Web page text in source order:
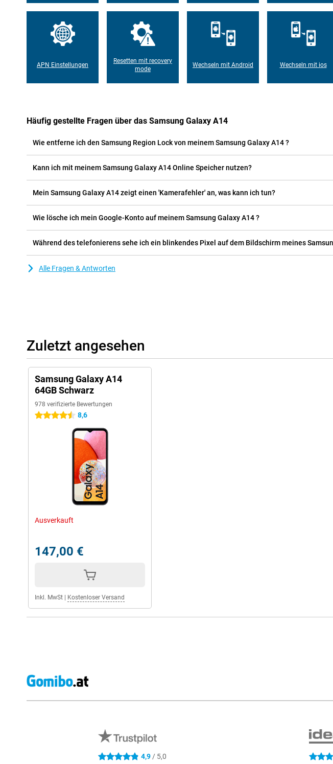
APN Einstellungen
Resetten mit recovery
mode
Wechseln mit Android Wechseln mit ios
Häufig gestellte Fragen über das Samsung Galaxy A14
Wie entferne ich den Samsung Region Lock von meinem Samsung Galaxy A14 ?
Kann ich mit meinem Samsung Galaxy A14 Online Speicher nutzen?
Mein Samsung Galaxy A14 zeigt einen 'Kamerafehler' an, was kann ich tun?
Wie lösche ich mein Google-Konto auf meinem Samsung Galaxy A14 ?
Während des telefonierens sehe ich ein blinkendes Pixel auf dem Bildschirm meines
Alle Fragen & Antworten
Zuletzt angesehen
Samsung Galaxy A14
64GB Schwarz
978 verifizierte Bewertungen
4.5 Sterne 8,6
Ausverkauft
147,00 €
Inkl. MwSt Kostenloser Versand
4.9 Sterne 4,9/ 5,0 5